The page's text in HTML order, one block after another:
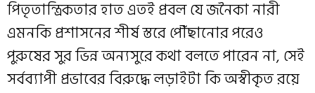
পিতৃতান্ত্রিকতার হাত এতই প্রবল যে জনৈকা নারী
এমনকি প্রশাসনের শীর্ষ স্তরে পৌঁছানোর পরেও
পুরুষের সুর ভিন্ন অন্যসুরে কথা বলতে পারেন না, সেই
সর্বব্যাপী প্রভাবের বিরুদ্ধে লড়াইটা কি অস্বীকৃত রয়ে